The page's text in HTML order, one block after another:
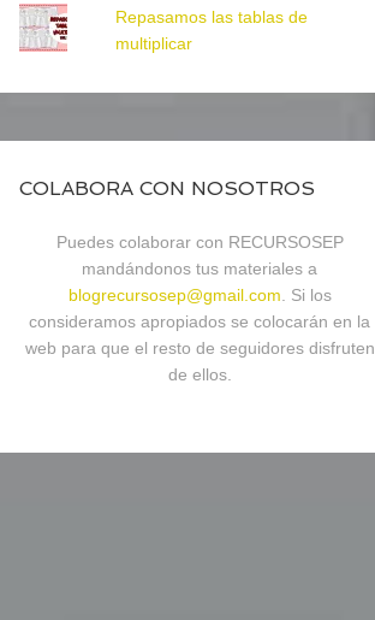
Repasamos las tablas de
multiplicar
COLABORA CON NOSOTROS
Puedes colaborar con RECURSOSEP
mandándonos tus materiales a
blogrecursosep@gmail.com . Si los
consideramos apropiados se colocarán en la
web para que el resto de seguidores disfruten
de ellos.